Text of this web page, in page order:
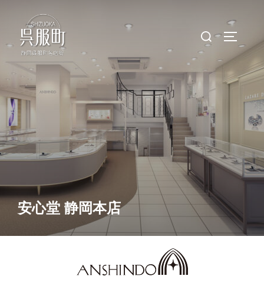
キ
ッ
プ
検
索
象:
安心堂 静岡本店